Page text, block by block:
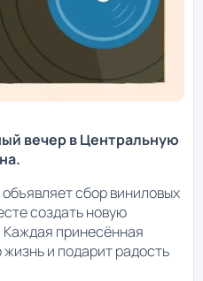
вечер в Центральную
сбор виниловых
создать новую
принесённая
и подарит радость